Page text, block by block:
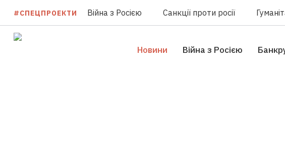
#СПЕЦПРОЕКТИ Війна з Росією Санкції проти росії
Новини Війна з Росією